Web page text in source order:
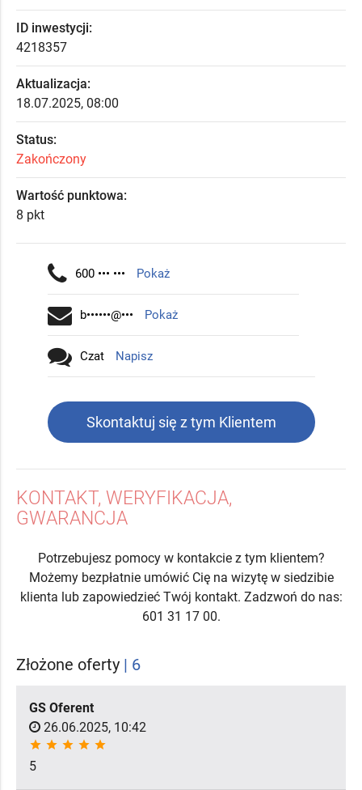
ID inwestycji:
4218357
Aktualizacja:
18.07.2025, 08:00
Status:
Zakończony
Wartość punktowa:
8 pkt
600 ••• ••• Pokaż
b••••••@••• Pokaż
Czat Napisz
Skontaktuj się z tym Klientem
KONTAKT, WERYFIKACJA,
GWARANCJA
Potrzebujesz pomocy w kontakcie z tym klientem?
Możemy bezpłatnie umówić Cię na wizytę w siedzibie
klienta lub zapowiedzieć Twój kontakt. Zadzwoń do nas:
601 31 17 00.
Złożone oferty | 6
GS Oferent
26.06.2025, 10:42
star star star star star
5